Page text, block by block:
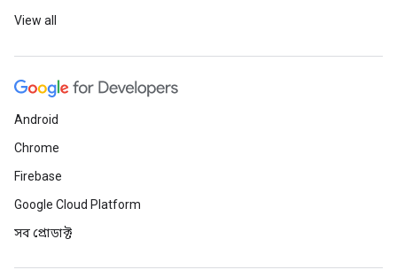
View all
Android
Chrome
Firebase
Google Cloud Platform
সব প্রোডাক্ট